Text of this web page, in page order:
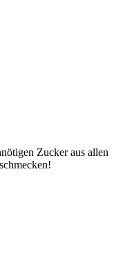
Zucker aus allen